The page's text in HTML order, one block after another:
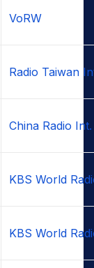
VoRW
Radio Taiwan
China Radio Int.
KBS World
KBS World